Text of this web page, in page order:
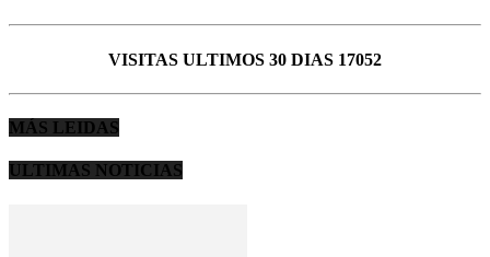
VISITAS ULTIMOS 30 DIAS 17052
MÁS LEIDAS
ULTIMAS NOTICIAS